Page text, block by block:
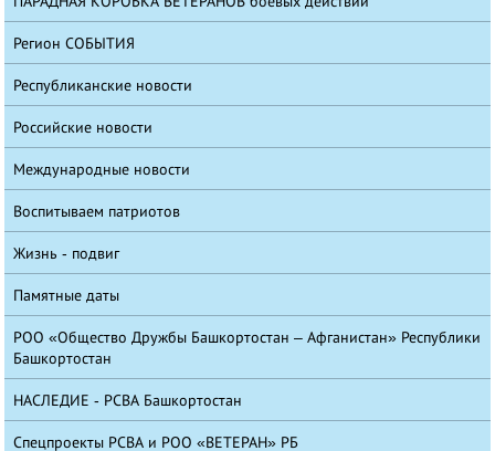
Регион СОБЫТИЯ
Республиканские новости
Российские новости
Международные новости
Воспитываем патриотов
Жизнь - подвиг
Памятные даты
РОО «Общество Дружбы Башкортостан – Афганистан» Республики
Башкортостан
НАСЛЕДИЕ - РСВА Башкортостан
Спецпроекты РСВА и РОО «ВЕТЕРАН» РБ